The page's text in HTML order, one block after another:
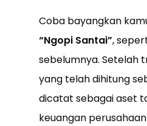
Coba bayangkan
“Ngopi Santai”,
sebelumnya. Setelah
yang telah dihitung
dicatat sebagai aset
keuangan